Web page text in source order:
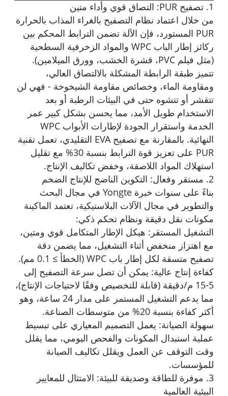
1. تصفيح PUR: التصاق قوي وأداء متين
من خلال اعتماد نظام التصفيح بالغراء المذاب بالحرارة
PUR المستورد، فإن الآلة تضمن الترابط المحكم بين
ركائز إطار الباب WPC والمواد الزخرفية السطحية
(مثل فيلم PVC، قشرة الخشب، وورق الميلامين).
تتميز طبقة الرابطة المشكلة بالالتصاق العالي،
ومقاومة الماء، وخصائص مقاومة الشيخوخة - فهي لن
تتقشر أو تتشوه حتى في البيئات الرطبة أو بعد
الاستخدام طويل الأمد، مما يحسن بشكل كبير عمر
الخدمة واستقرار الجودة لإطارات الأبواب WPC
النهائية. بالمقارنة مع تصفيح EVA التقليدي، تعمل تقنية
PUR على تعزيز قوة الترابط بنسبة 30% مع تقليل
استهلاك المواد اللاصقة، وخفض تكاليف الإنتاج.
2. مستقر وفعال: التكوين الناضج للإنتاج الضخم
بناءً على سنوات خبرة Yongte في مجال البحث
والتطوير في مجال الآلات البلاستيكية، تعتمد الماكينة
مكونات نقل دقيقة ونظام تحكم ذكي:
التشغيل المستقر: هيكل الإطار المتكامل قوي ومتين،
مع اهتزاز منخفض أثناء التشغيل، مما يضمن دقة
تصفيح متسقة لكل إطار باب WPC (الخطأ ≥ 0.1 مم).
كفاءة إنتاج عالية: يمكن أن تصل سرعة التصفيح إلى
5-15 م/دقيقة (قابلة للتخصيص وفقًا لاحتياجات الإنتاج)،
مما يدعم التشغيل المستمر على مدار 24 ساعة، وهو
أكثر كفاءة بنسبة 20% من متوسطات الصناعة.
سهولة الصيانة: يعمل التصميم المعياري على تبسيط
عملية استبدال المكونات والفحص اليومي، مما يقلل
وقت التوقف عن العمل ويقلل تكاليف الصيانة
للمؤسسات.
3. موفرة للطاقة وصديقة للبيئة: الامتثال للمعايير
البيئية العالمية